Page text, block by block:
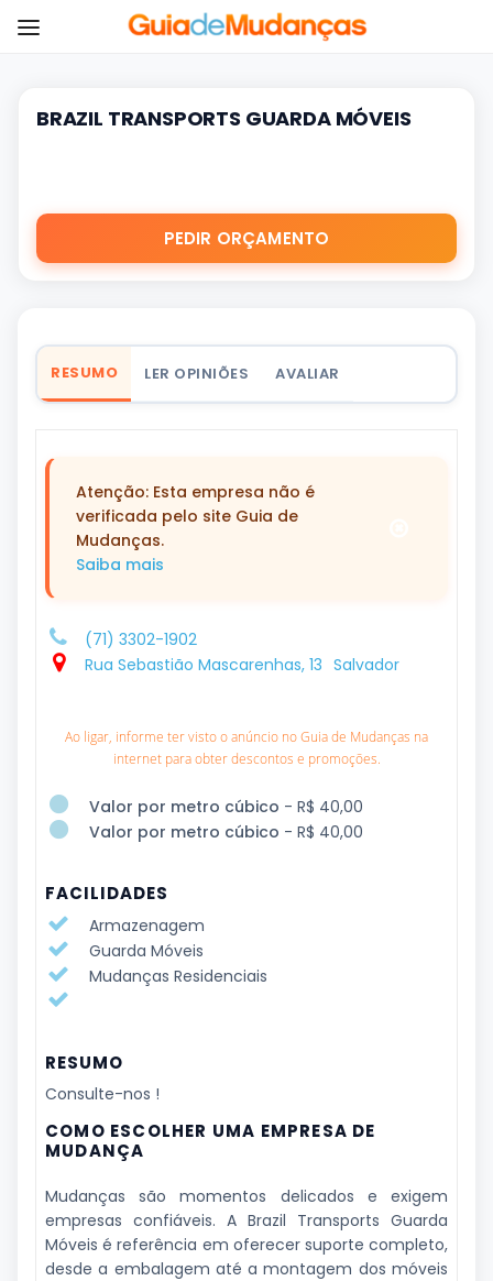
BRAZIL TRANSPORTS GUARDA MÓVEIS
PEDIR ORÇAMENTO
RESUMO LER OPINIÕES AVALIAR
Atenção: Esta empresa não é
verificada pelo site Guia de
Mudanças.
Saiba mais
(71) 3302-1902
Rua Sebastião Mascarenhas, 13 Salvador
Ao ligar, informe ter visto o anúncio no Guia de Mudanças na
internet para obter descontos e promoções.
Valor por metro cúbico - R$ 40,00
Valor por metro cúbico - R$ 40,00
FACILIDADES
Armazenagem
Guarda Móveis
Mudanças Residenciais
RESUMO
Consulte-nos !
COMO ESCOLHER UMA EMPRESA DE
MUDANÇA
Mudanças são momentos delicados e exigem
empresas confiáveis. A Brazil Transports Guarda
Móveis é referência em oferecer suporte completo,
desde a embalagem até a montagem dos móveis